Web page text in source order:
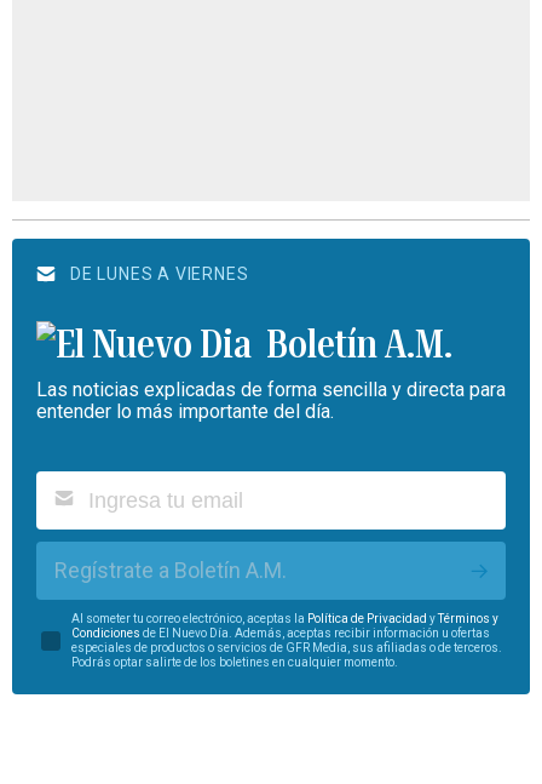
DE LUNES A VIERNES
Boletín A.M.
Las noticias explicadas de forma sencilla y directa para
entender lo más importante del día.
Regístrate a Boletín A.M.
Al someter tu correo electrónico, aceptas la Política de Privacidad yTérminos y
Condiciones de El Nuevo Día. Además, aceptas recibir información u ofertas
especiales de productos o servicios de GFR Media, sus afiliadas o de terceros.
Podrás optar salirte de los boletines en cualquier momento.